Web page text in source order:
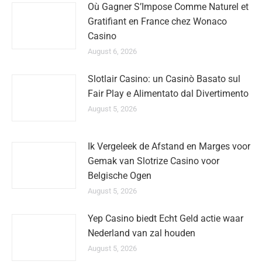
Où Gagner S’Impose Comme Naturel et
Gratifiant en France chez Wonaco
Casino
August 6, 2026
Slotlair Casino: un Casinò Basato sul
Fair Play e Alimentato dal Divertimento
August 5, 2026
Ik Vergeleek de Afstand en Marges voor
Gemak van Slotrize Casino voor
Belgische Ogen
August 5, 2026
Yep Casino biedt Echt Geld actie waar
Nederland van zal houden
August 5, 2026